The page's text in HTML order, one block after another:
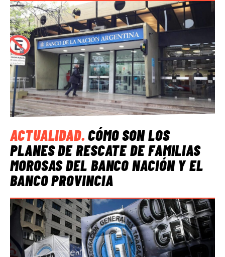
ACTUALIDAD.CÓMO SON LOS
PLANES DE RESCATE DE FAMILIAS
MOROSAS DEL BANCO NACIÓN Y EL
BANCO PROVINCIA